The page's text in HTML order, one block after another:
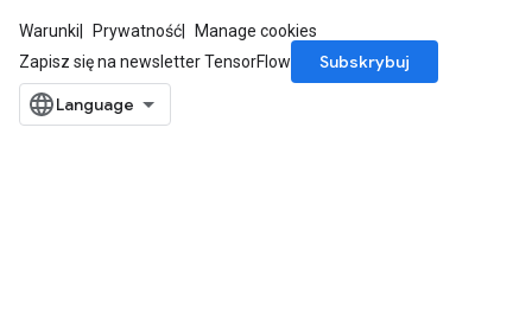
Warunki Prywatność
Manage cookies
Zapisz się na newsletter TensorFlow
Subskrybuj